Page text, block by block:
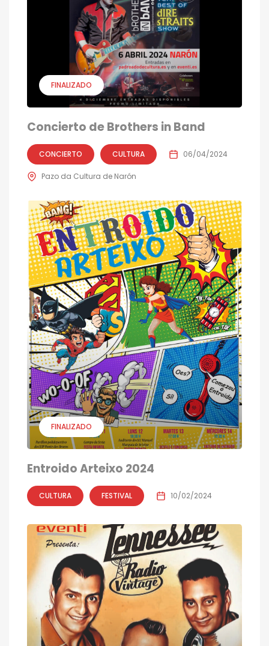
FINALIZADO
Concierto de Brothers in Band
CONCIERTO CULTURA 06/04/2024
Pazo da Cultura de Narón
FINALIZADO
Entroido Arteixo 2024
CULTURA FESTIVAL 10/02/2024